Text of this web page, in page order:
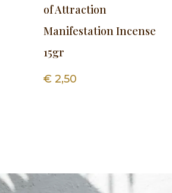
of Attraction
Manifestation Incense
15gr
€ 2,50